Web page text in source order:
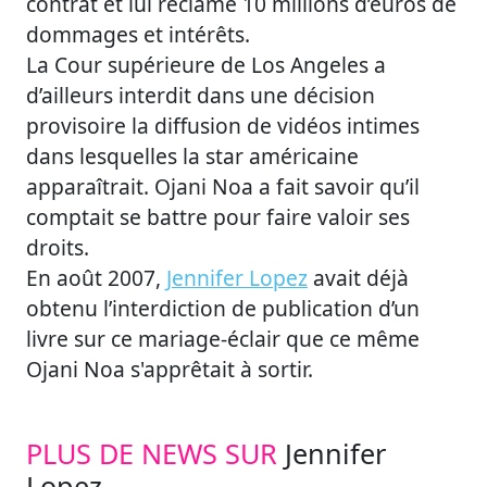
dommages et intérêts.
La Cour supérieure de Los Angeles a
d’ailleurs interdit dans une décision
provisoire la diffusion de vidéos intimes
dans lesquelles la star américaine
apparaîtrait. Ojani Noa a fait savoir qu’il
comptait se battre pour faire valoir ses
droits.
En août 2007, Jennifer Lopez avait déjà
obtenu l’interdiction de publication d’un
livre sur ce mariage-éclair que ce même
Ojani Noa s'apprêtait à sortir.
PLUS DE NEWS SUR Jennifer